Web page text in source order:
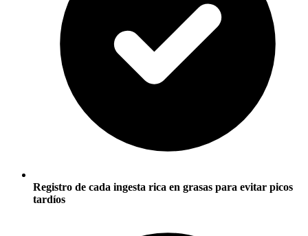
Registro de cada ingesta rica en grasas para evitar picos
tardíos